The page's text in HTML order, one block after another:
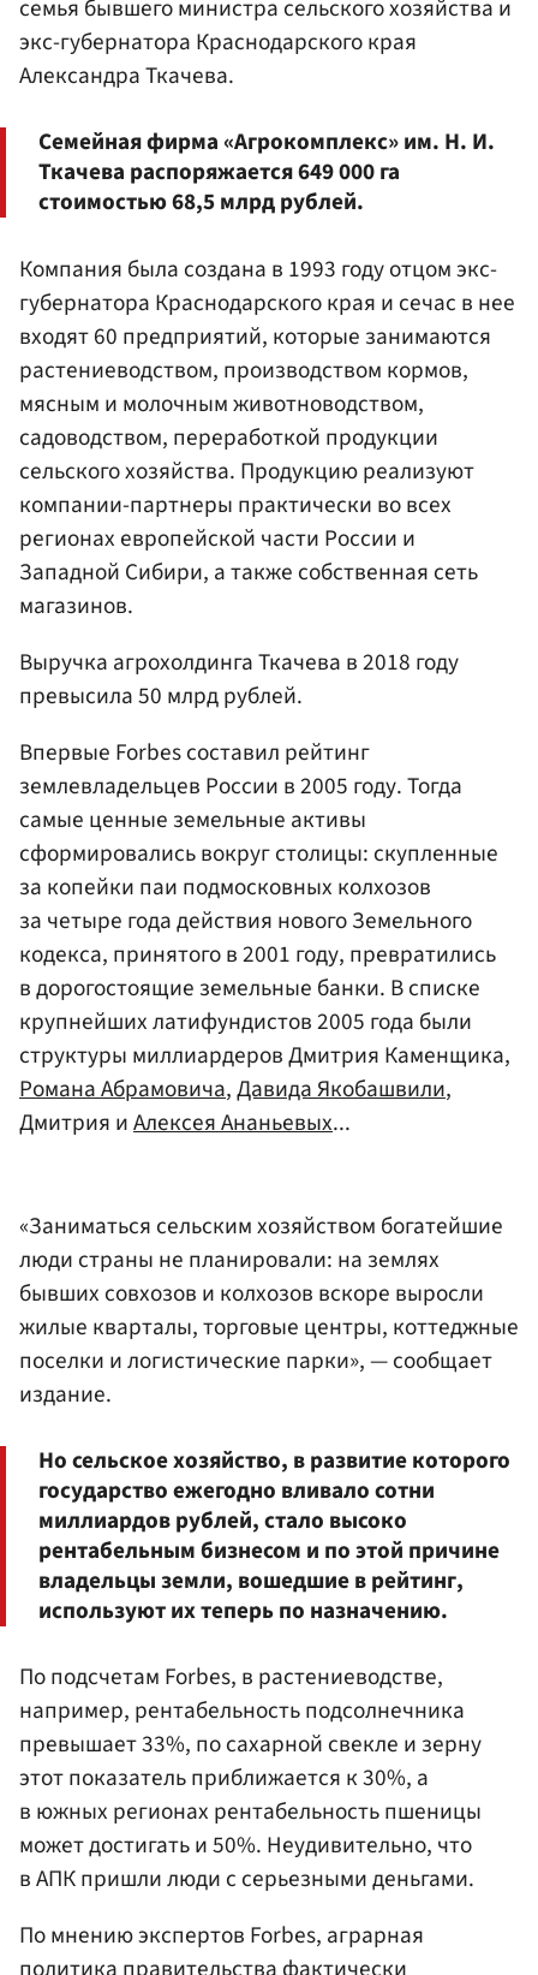
семья бывшего министра сельского хозяйства и
экс-губернатора Краснодарского края
Александра Ткачева.
Семейная фирма «Агрокомплекс» им. Н. И.
Ткачева распоряжается 649 000 га
стоимостью 68,5 млрд рублей.
Компания была создана в 1993 году отцом экс-
губернатора Краснодарского края и сечас в нее
входят 60 предприятий, которые занимаются
растениеводством, производством кормов,
мясным и молочным животноводством,
садоводством, переработкой продукции
сельского хозяйства. Продукцию реализуют
компании-партнеры практически во всех
регионах европейской части России и
Западной Сибири, а также собственная сеть
магазинов.
Выручка агрохолдинга Ткачева в 2018 году
превысила 50 млрд рублей.
Впервые Forbes составил рейтинг
землевладельцев России в 2005 году. Тогда
самые ценные земельные активы
сформировались вокруг столицы: скупленные
за копейки паи подмосковных колхозов
за четыре года действия нового Земельного
кодекса, принятого в 2001 году, превратились
в дорогостоящие земельные банки. В списке
крупнейших латифундистов 2005 года были
структуры миллиардеров Дмитрия Каменщика,
Романа Абрамовича,Давида Якобашвили,
Дмитрия иАлексея Ананьевых...
«Заниматься сельским хозяйством богатейшие
люди страны не планировали: на землях
бывших совхозов и колхозов вскоре выросли
жилые кварталы, торговые центры, коттеджные
поселки и логистические парки», — сообщает
издание.
Но сельское хозяйство, в развитие которого
государство ежегодно вливало сотни
миллиардов рублей, стало высоко
рентабельным бизнесом и по этой причине
владельцы земли, вошедшие в рейтинг,
используют их теперь по назначению.
По подсчетам Forbes, в растениеводстве,
например, рентабельность подсолнечника
превышает 33%, по сахарной свекле и зерну
этот показатель приближается к 30%, а
в южных регионах рентабельность пшеницы
может достигать и 50%. Неудивительно, что
в АПК пришли люди с серьезными деньгами.
По мнению экспертов Forbes, аграрная